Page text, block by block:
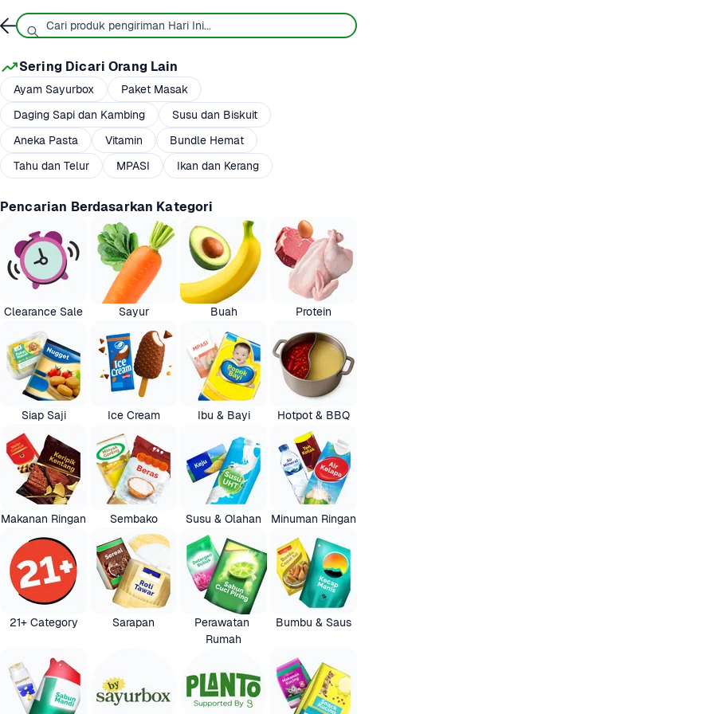
Sering Dicari Orang Lain
Ayam Sayurbox
Paket Masak
Daging Sapi dan Kambing
Susu dan Biskuit
Aneka Pasta
Vitamin
Bundle Hemat
Tahu dan Telur
MPASI Ikan dan Kerang
Pencarian Berdasarkan Kategori
Clearance Sale Sayur Buah Protein
Siap Saji Ice Cream Ibu & Bayi Hotpot & BBQ
Makanan Ringan Sembako Susu & Olahan Minuman Ringan
21+ Category Sarapan
Perawatan
Rumah
Bumbu & Saus